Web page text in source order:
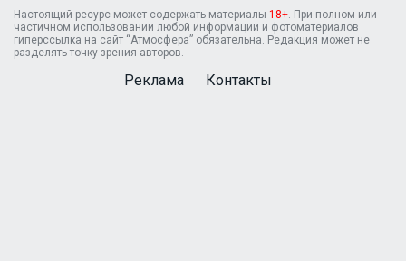
Настоящий ресурс может содержать материалы 18+ . При полном или
частичном использовании любой информации и фотоматериалов
гиперссылка на сайт “Атмосфера” обязательна. Редакция может не
разделять точку зрения авторов.
Реклама Контакты